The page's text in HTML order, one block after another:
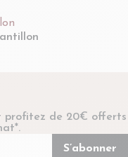
profitez de 20€ offerts